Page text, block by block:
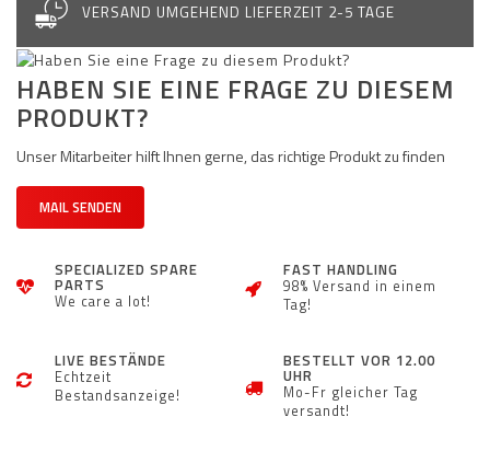
VERSAND UMGEHEND LIEFERZEIT 2-5 TAGE
HABEN SIE EINE FRAGE ZU DIESEM
PRODUKT?
Unser Mitarbeiter hilft Ihnen gerne, das richtige Produkt zu finden
MAIL SENDEN
SPECIALIZED SPARE
PARTS
We care a lot!
FAST HANDLING
98% Versand in einem
Tag!
LIVE BESTÄNDE
Echtzeit
Bestandsanzeige!
BESTELLT VOR 12.00
UHR
Mo-Fr gleicher Tag
versandt!